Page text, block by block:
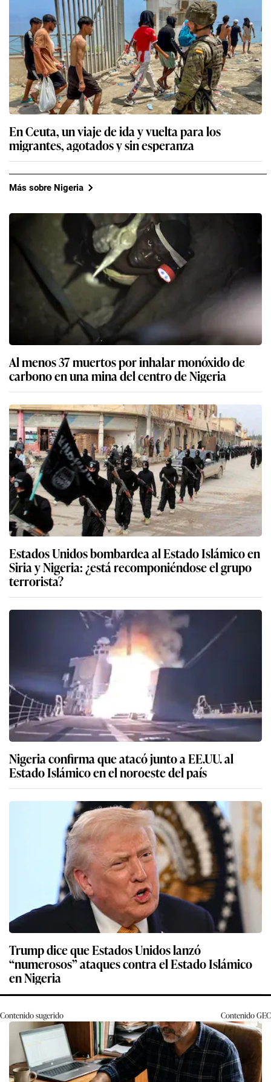
En Ceuta, un viaje de ida y vuelta para los
migrantes, agotados y sin esperanza
Más sobre Nigeria
Al menos 37 muertos por inhalar monóxido de
carbono en una mina del centro de Nigeria
Estados Unidos bombardea al Estado Islámico en
Siria y Nigeria: ¿está recomponiéndose el grupo
terrorista?
Nigeria confirma que atacó junto a EE.UU. al
Estado Islámico en el noroeste del país
Trump dice que Estados Unidos lanzó
“numerosos” ataques contra el Estado Islámico
en Nigeria
Contenido sugerido ContenidoGEC